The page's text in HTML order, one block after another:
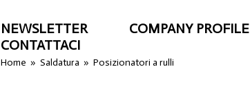
NEWSLETTER COMPANY PROFILE
CONTATTACI
Home »Saldatura »Posizionatori a rulli